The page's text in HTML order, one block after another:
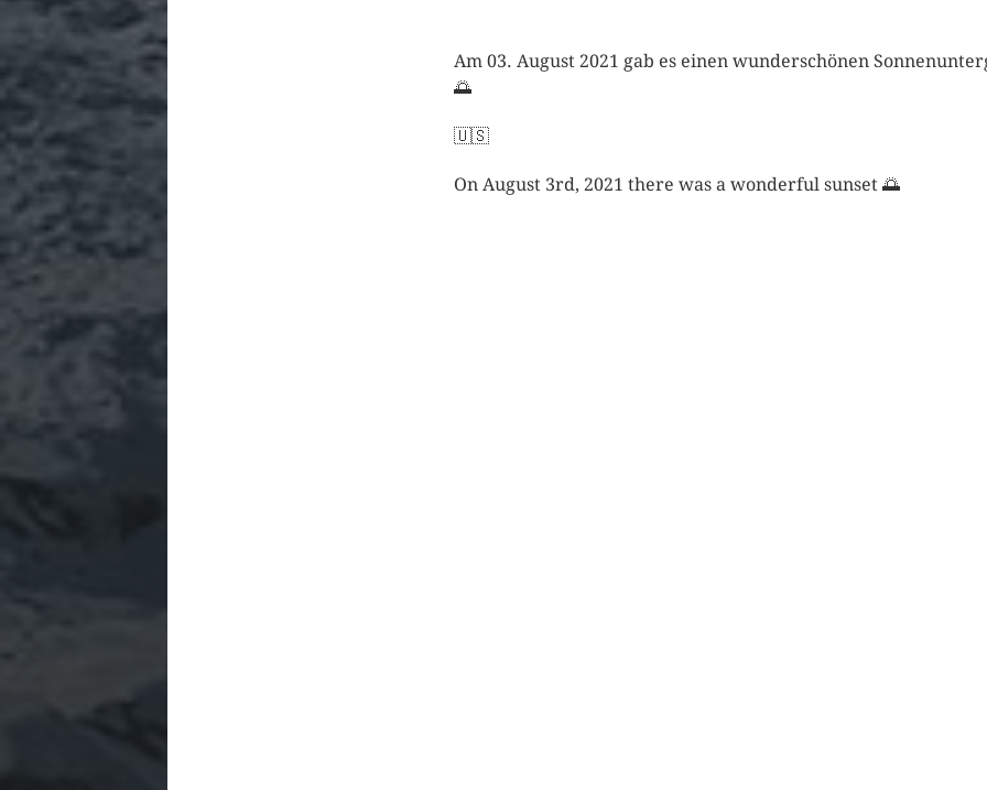
Am 03. August 2021 gab es einen wunderschönen
🌅
🇺🇸
On August 3rd, 2021 there was a wonderful sunset 🌅